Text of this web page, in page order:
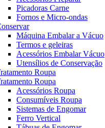
Picadoras Carne
Fornos e Micro-ondas
Máquina Embalar a Vácuo
Termos e geleiras
Acessórios Embalar Vácuo
Utensílios de Conservação
Roupa
Roupa
Acessórios Roupa
Consumíveis Roupa
Sistemas de Engomar
Ferro Vertical